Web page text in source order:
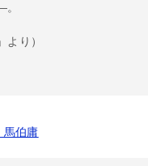
より）
馬伯庸